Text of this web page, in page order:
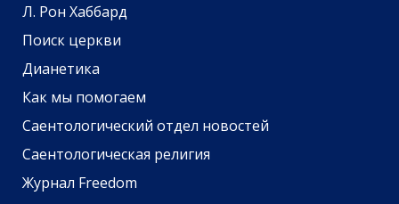
Л. Рон Хаббард
Поиск церкви
Дианетика
Как мы помогаем
Саентологический отдел новостей
Саентологическая религия
Журнал Freedom